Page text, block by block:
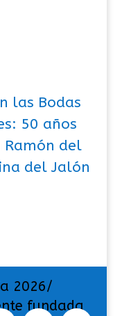
las Bodas
50 años
del
del Jalón
2026/
fundada